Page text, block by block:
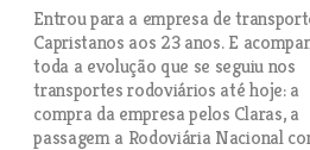
Entrou para a empresa de
Capristanos aos 23 anos. E
toda a evolução que se seguiu nos
transportes rodoviários até hoje: a
compra da empresa pelos Claras, a
passagem a Rodoviária Nacional